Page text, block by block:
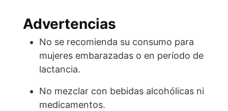
Advertencias
No se recomienda su consumo para
mujeres embarazadas o en período de
lactancia.
No mezclar con bebidas alcohólicas ni
medicamentos.